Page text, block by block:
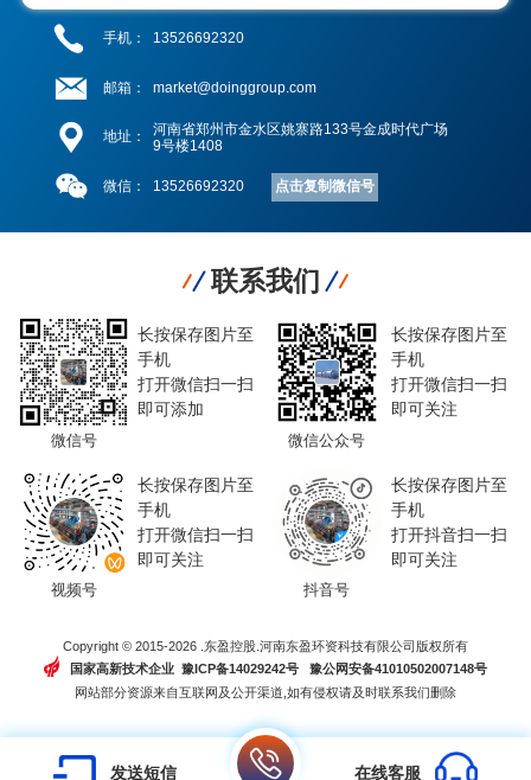
手机： 13526692320
邮箱： market@doinggroup.com
地址：
河南省郑州市金水区姚寨路133号金成时代广场
9号楼1408
微信： 13526692320 点击复制微信号
联系我们
微信号
长按保存图片至
手机
打开微信扫一扫
即可添加
微信公众号
长按保存图片至
手机
打开微信扫一扫
即可关注
视频号
长按保存图片至
手机
打开微信扫一扫
即可关注
抖音号
长按保存图片至
手机
打开抖音扫一扫
即可关注
Copyright © 2015-2026 .东盈控股.河南东盈环资科技有限公司版权所有
国家高新技术企业 豫ICP备14029242号豫公网安备41010502007148号
网站部分资源来自互联网及公开渠道,如有侵权请及时联系我们删除
发送短信 在线客服